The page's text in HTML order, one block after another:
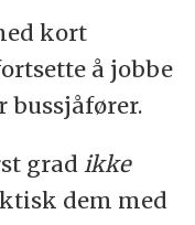
kort
å jobbe
bussjåfører.
grad ikke
dem med